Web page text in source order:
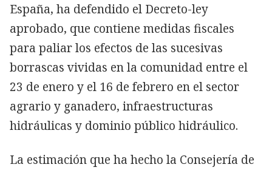
España, ha defendido el Decreto-ley
aprobado, que contiene medidas fiscales
para paliar los efectos de las sucesivas
borrascas vividas en la comunidad entre el
23 de enero y el 16 de febrero en el sector
agrario y ganadero, infraestructuras
hidráulicas y dominio público hidráulico.
La estimación que ha hecho la Consejería de